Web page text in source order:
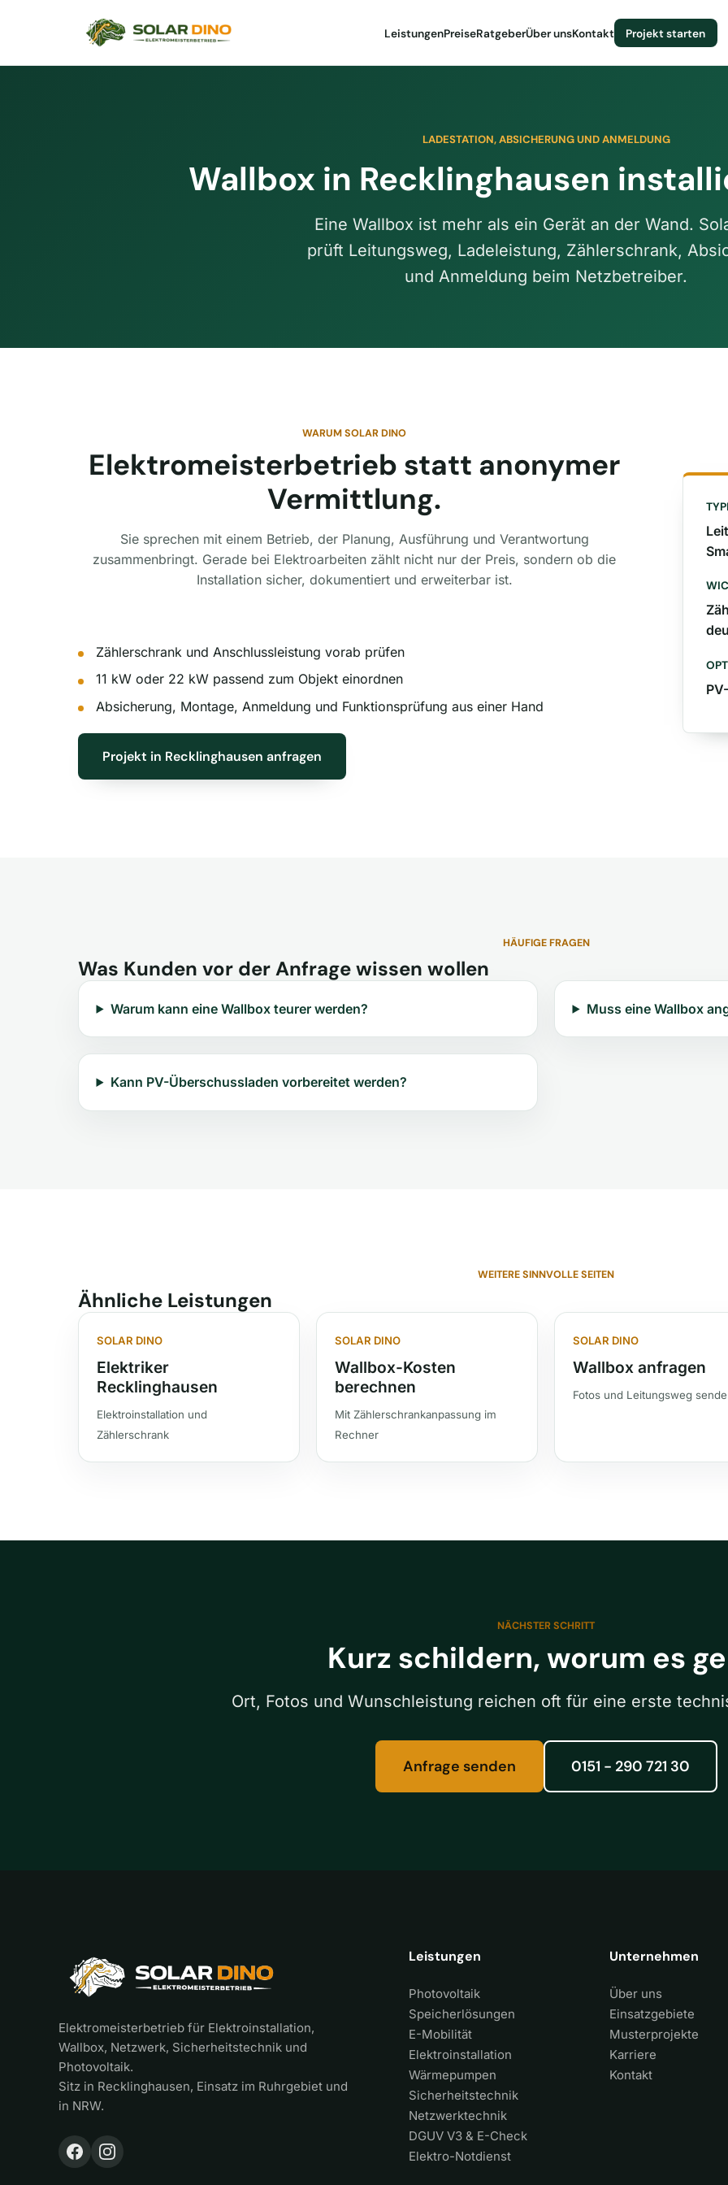
LeistungenPreiseRatgeberÜber unsKontakt Projekt starten
LADESTATION, ABSICHERUNG UND ANMELDUNG
Wallbox in Recklinghausen
Eine Wallbox ist mehr als ein Gerät an der Wand.
prüft Leitungsweg, Ladeleistung, Zählerschrank,
und Anmeldung beim Netzbetreiber.
WARUM SOLAR DINO
Elektromeisterbetrieb statt anonymer
Vermittlung.
Sie sprechen mit einem Betrieb, der Planung, Ausführung und Verantwortung
zusammenbringt. Gerade bei Elektroarbeiten zählt nicht nur der Preis, sondern ob die
Installation sicher, dokumentiert und erweiterbar ist.
Zählerschrank und Anschlussleistung vorab prüfen
11 kW oder 22 kW passend zum Objekt einordnen
Absicherung, Montage, Anmeldung und Funktionsprüfung aus einer Hand
Projekt in Recklinghausen anfragen
HÄUFIGE FRAGEN
Was Kunden vor der Anfrage wissen wollen
Warum kann eine Wallbox teurer werden? Muss eine Wallbox
Kann PV-Überschussladen vorbereitet werden?
WEITERE SINNVOLLE SEITEN
Ähnliche Leistungen
SOLAR DINO
Elektriker
Recklinghausen
Elektroinstallation und
Zählerschrank
SOLAR DINO
Wallbox-Kosten
berechnen
Mit Zählerschrankanpassung im
Rechner
SOLAR DINO
Wallbox anfragen
Fotos und Leitungsweg
NÄCHSTER SCHRITT
Kurz schildern, worum es
Ort, Fotos und Wunschleistung reichen oft für eine erste
Anfrage senden 0151 - 290 721 30
Elektromeisterbetrieb für Elektroinstallation,
Wallbox, Netzwerk, Sicherheitstechnik und
Photovoltaik.
Sitz in Recklinghausen, Einsatz im Ruhrgebiet und
in NRW.
Leistungen
Photovoltaik
Speicherlösungen
E-Mobilität
Elektroinstallation
Wärmepumpen
Sicherheitstechnik
Netzwerktechnik
DGUV V3 & E-Check
Elektro-Notdienst
Unternehmen
Über uns
Einsatzgebiete
Musterprojekte
Karriere
Kontakt